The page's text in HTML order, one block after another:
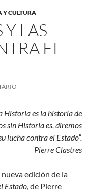
Y CULTURA
Y LAS
EL
Historia es la historia de
sin Historia es, diremos
lucha contra el Estado”.
Pierre Clastres
edición de la
Estado, de Pierre